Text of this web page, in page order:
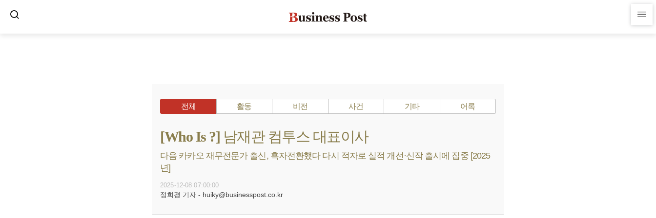
전체 활동 비전 사건 기타 어록
[Who Is ?] 남재관 컴투스 대표이사
다음 카카오 재무전문가 출신, 흑자전환했다 다시 적자로 실적 개선·신작 출시에 집중 [2025
년]
2025-12-08 07:00:00
정희경 기자 - huiky@businesspost.co.kr